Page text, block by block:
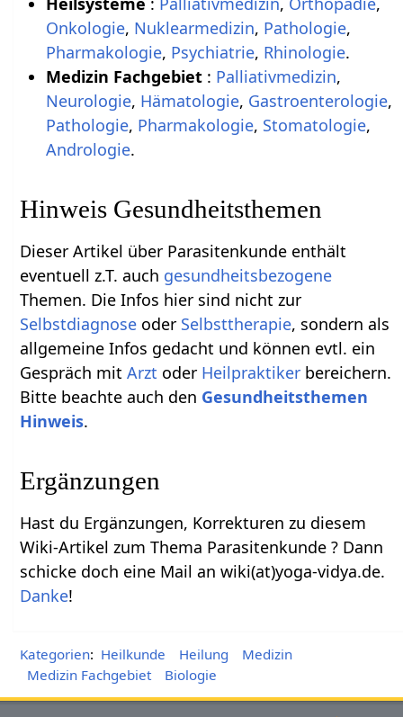
Onkologie, Nuklearmedizin, Pathologie,
Pharmakologie, Psychiatrie, Rhinologie.
Medizin Fachgebiet : Palliativmedizin,
Neurologie, Hämatologie, Gastroenterologie,
Pathologie, Pharmakologie, Stomatologie,
Andrologie.
Hinweis Gesundheitsthemen
Dieser Artikel über Parasitenkunde enthält
eventuell z.T. auch gesundheitsbezogene
Themen. Die Infos hier sind nicht zur
Selbstdiagnose oder Selbsttherapie, sondern als
allgemeine Infos gedacht und können evtl. ein
Gespräch mitArzt oder Heilpraktiker bereichern.
Bitte beachte auch den Gesundheitsthemen
Hinweis.
Ergänzungen
Hast du Ergänzungen, Korrekturen zu diesem
Wiki-Artikel zum Thema Parasitenkunde ? Dann
schicke doch eine Mail an wiki(at)yoga-vidya.de.
Danke!
Kategorien: Heilkunde Heilung
Medizin
Medizin Fachgebiet
Biologie